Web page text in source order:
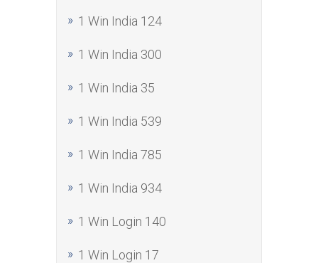
1 Win India 124
1 Win India 300
1 Win India 35
1 Win India 539
1 Win India 785
1 Win India 934
1 Win Login 140
1 Win Login 17